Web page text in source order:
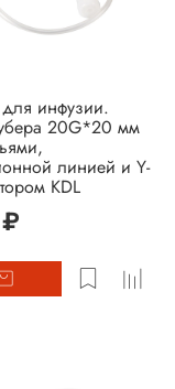
инфузии.
20G*20 мм
линией и Y-
KDL